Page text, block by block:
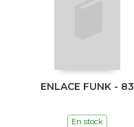
ENLACE FUNK - 83
En stock